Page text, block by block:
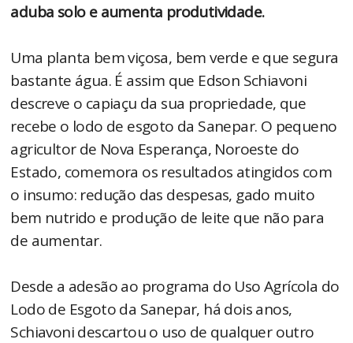
aduba solo e aumenta produtividade.
Uma planta bem viçosa, bem verde e que segura
bastante água. É assim que Edson Schiavoni
descreve o capiaçu da sua propriedade, que
recebe o lodo de esgoto da Sanepar. O pequeno
agricultor de Nova Esperança, Noroeste do
Estado, comemora os resultados atingidos com
o insumo: redução das despesas, gado muito
bem nutrido e produção de leite que não para
de aumentar.
Desde a adesão ao programa do Uso Agrícola do
Lodo de Esgoto da Sanepar, há dois anos,
Schiavoni descartou o uso de qualquer outro